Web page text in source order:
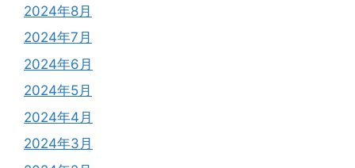
2024年8月
2024年7月
2024年6月
2024年5月
2024年4月
2024年3月